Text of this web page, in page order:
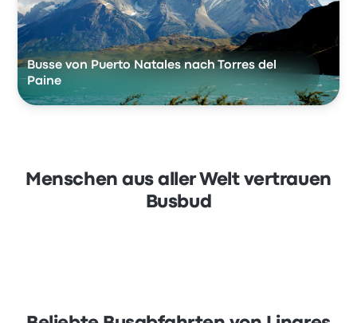
Busse von Puerto Natales nach Torres del
Paine
Menschen aus aller Welt vertrauen
Busbud